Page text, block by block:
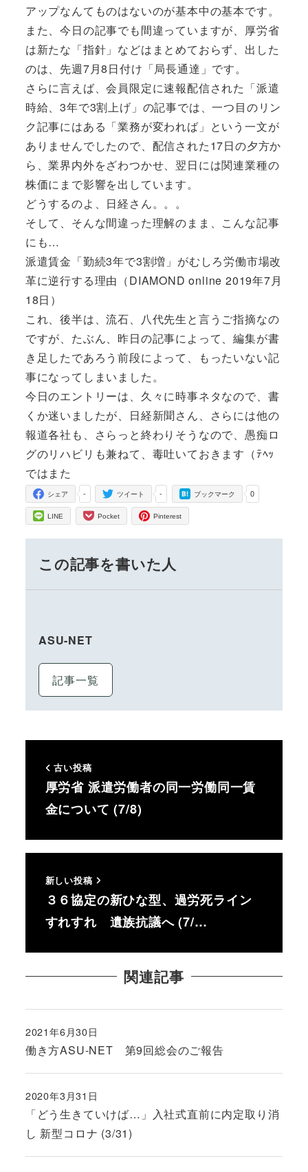
アップなんてものはないのが基本中の基本です。
また、今日の記事でも間違っていますが、厚労省
は新たな「指針」などはまとめておらず、出した
のは、先週7月8日付け「局長通達」です。
さらに言えば、会員限定に速報配信された「派遣
時給、3年で3割上げ」の記事では、一つ目のリン
ク記事にはある「業務が変われば」という一文が
ありませんでしたので、配信された17日の夕方か
ら、業界内外をざわつかせ、翌日には関連業種の
株価にまで影響を出しています。
どうするのよ、日経さん。。。
そして、そんな間違った理解のまま、こんな記事
にも…
派遣賃金「勤続3年で3割増」がむしろ労働市場改
革に逆行する理由（DIAMOND online 2019年7月
18日）
これ、後半は、流石、八代先生と言うご指摘なの
ですが、たぶん、昨日の記事によって、編集が書
き足したであろう前段によって、もったいない記
事になってしまいました。
今日のエントリーは、久々に時事ネタなので、書
くか迷いましたが、日経新聞さん、さらには他の
報道各社も、さらっと終わりそうなので、愚痴ロ
グのリハビリも兼ねて、毒吐いておきます（ﾃﾍｯ
ではまた
-
シェア -
ツイート 0
ブックマーク
LINE Pocket Pinterest
この記事を書いた人
ASU-NET
記事一覧
古い投稿
厚労省 派遣労働者の同一労働同一賃
金について (7/8)
新しい投稿
３６協定の新ひな型、過労死ライン
すれすれ 遺族抗議へ (7/…
関連記事
働き方ASU-NET 第9回総会のご報告
投稿日
2021年6月30日
「どう生きていけば…」入社式直前に内定取り消
し 新型コロナ (3/31)
投稿日
2020年3月31日